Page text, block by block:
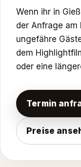
Wenn ihr in
der Anfrage am
ungefähre
dem
oder eine
Termin
Preise